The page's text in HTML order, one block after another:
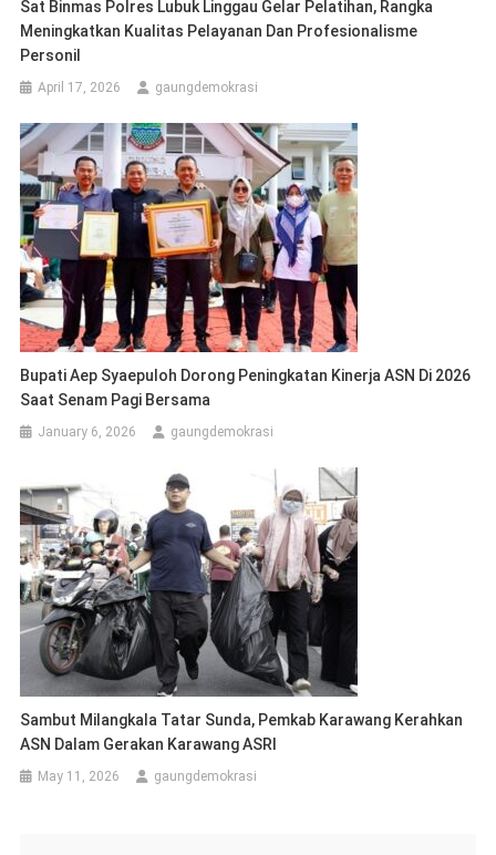
Sat Binmas Polres Lubuk Linggau Gelar Pelatihan, Rangka
Meningkatkan Kualitas Pelayanan Dan Profesionalisme
Personil
April 17, 2026 gaungdemokrasi
Bupati Aep Syaepuloh Dorong Peningkatan Kinerja ASN Di 2026
Saat Senam Pagi Bersama
January 6, 2026 gaungdemokrasi
Sambut Milangkala Tatar Sunda, Pemkab Karawang Kerahkan
ASN Dalam Gerakan Karawang ASRI
May 11, 2026 gaungdemokrasi